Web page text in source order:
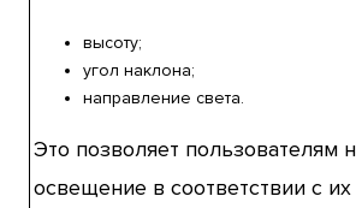
высоту;
угол наклона;
направление света.
Это позволяет пользователям
освещение в соответствии с их